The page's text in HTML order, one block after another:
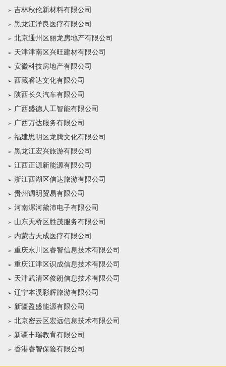
吉林秋伦新材料有限公司
黑龙江洋良医疗有限公司
北京通州区丽龙房地产有限公司
天津津南区兴旺建材有限公司
安徽科技房地产有限公司
西藏睿达文化有限公司
陕西长久汽车有限公司
广西盛德人工智能有限公司
广西万达服务有限公司
福建思明区龙腾文化有限公司
黑龙江宏兴旅游有限公司
江西正源新能源有限公司
浙江西湖区信达旅游有限公司
贵州调明贸易有限公司
河南漯河黛沛电子有限公司
山东天桥区胜茂服务有限公司
内蒙古天成医疗有限公司
重庆永川区睿智信息技术有限公司
重庆江津区识成信息技术有限公司
天津武清区俊朗信息技术有限公司
辽宁本溪彩辉旅游有限公司
新疆盈盛能源有限公司
北京密云区宏远信息技术有限公司
新疆丰瑞教育有限公司
香港睿智保险有限公司